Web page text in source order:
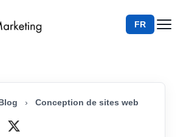
FR
› Conception de sites web